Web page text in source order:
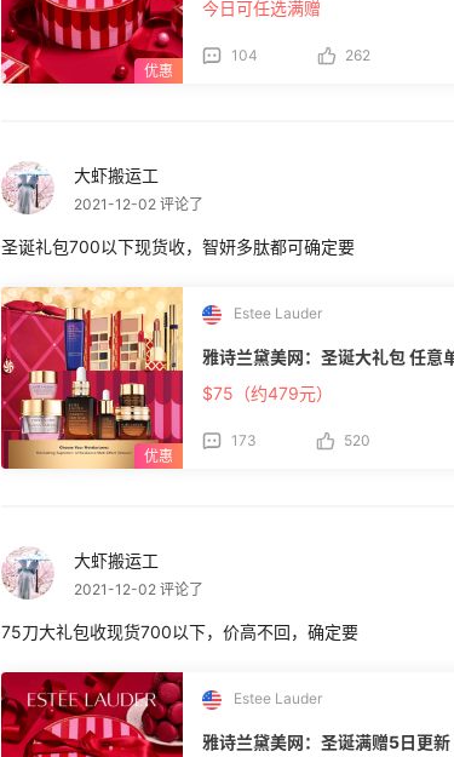
今日可任选满赠
104 262
大虾搬运工
2021-12-02 评论了
圣诞礼包700以下现货收，智妍多肽都可确定要
Estee Lauder
雅诗兰黛美
$75（约479元）
173 520
大虾搬运工
2021-12-02 评论了
75刀大礼包收现货700以下，价高不回，确定要
Estee Lauder
雅诗兰黛美网：圣诞满赠5日更新